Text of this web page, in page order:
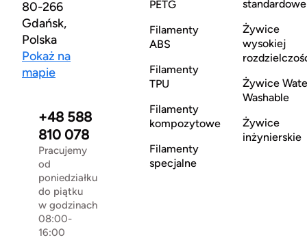
80-266
Gdańsk,
Polska
Pokaż na
mapie
+48 588
810 078
Pracujemy
od
poniedziałku
do piątku
w godzinach
08:00-
16:00
PETG
Filamenty
ABS
Filamenty
TPU
Filamenty
kompozytowe
Filamenty
specjalne
standardowe
Żywice
wysokiej
Żywice
Washable
Żywice
inżynierskie